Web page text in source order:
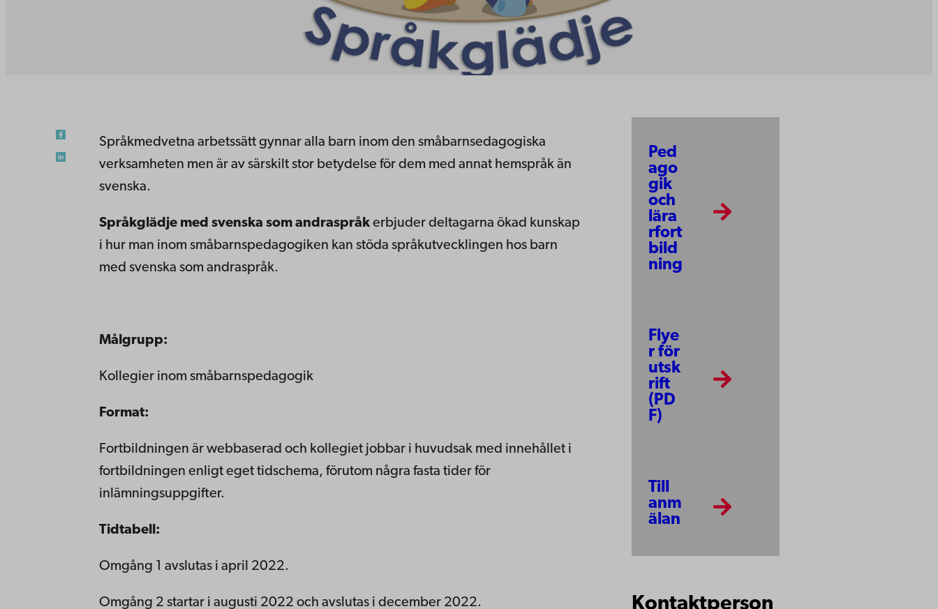
Språkmedvetna arbetssätt gynnar alla barn inom den småbarnsedagogiska
verksamheten men är av särskilt stor betydelse för dem med annat hemspråk än
svenska.
Språkglädje med svenska som andraspråkerbjuder deltagarna ökad kunskap
i hur man inom småbarnspedagogiken kan stöda språkutvecklingen hos barn
med svenska som andraspråk.
Målgrupp:
Kollegier inom småbarnspedagogik
Format:
Fortbildningen är webbaserad och kollegiet jobbar i huvudsak med innehållet i
fortbildningen enligt eget tidschema, förutom några fasta tider för
inlämningsuppgifter.
Tidtabell:
Omgång 1 avslutas i april 2022.
Omgång 2 startar i augusti 2022 och avslutas i december 2022.
Ped
ago
gik
och
lära
rfort
bild
ning
Flye
r för
utsk
rift
(PD
F)
Till
anm
älan
Kontaktperson